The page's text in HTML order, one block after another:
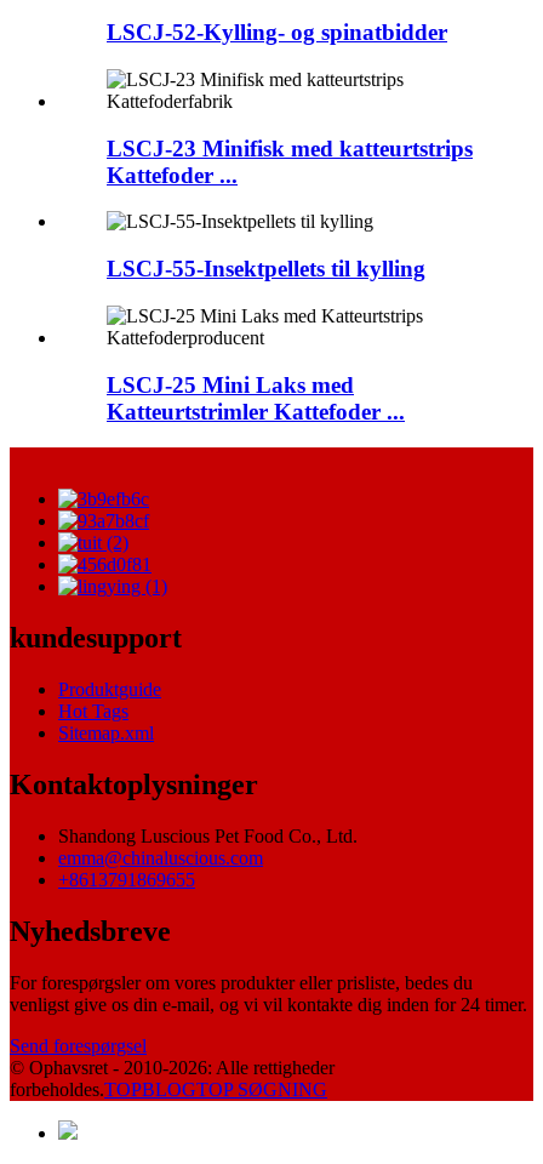
LSCJ-52-Kylling- og spinatbidder
LSCJ-23 Minifisk med katteurtstrips
Kattefoder ...
LSCJ-55-Insektpellets til kylling
LSCJ-25 Mini Laks med
Katteurtstrimler Kattefoder ...
kundesupport
Produktguide
Hot Tags
Sitemap.xml
Kontaktoplysninger
Shandong Luscious Pet Food Co., Ltd.
emma@chinaluscious.com
+8613791869655
Nyhedsbreve
For forespørgsler om vores produkter eller prisliste, bedes du
venligst give os din e-mail, og vi vil kontakte dig inden for 24 timer.
Send forespørgsel
© Ophavsret - 2010-2026: Alle rettigheder
forbeholdes.TOPBLOGTOP SØGNING